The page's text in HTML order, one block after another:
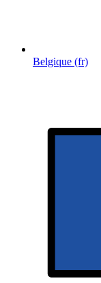
Belgique (fr)